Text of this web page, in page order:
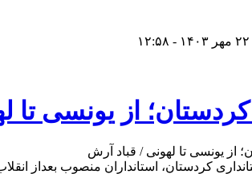
کردستان؛ از یونسی تا
منصوب بعداز انقلاب 57 و فراز و نشیب های صدارت در دارالخلافه کردستان را در کوردنامه